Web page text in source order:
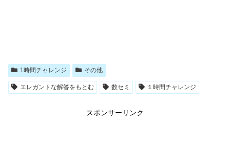
1時間チャレンジ その他
エレガントな解答をもとむ 数セミ １時間チャレンジ
スポンサーリンク